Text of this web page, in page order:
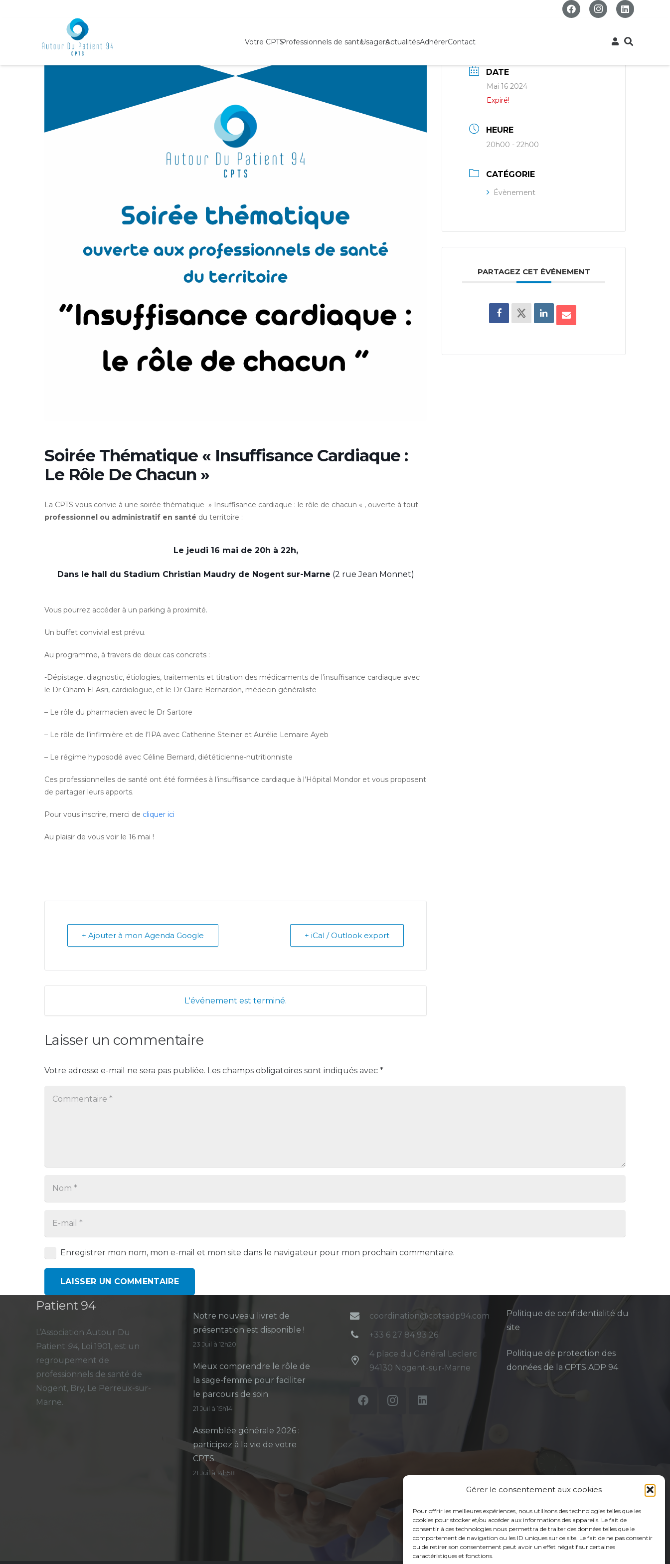
Gérer le consentement aux cookies
Pour offrir les meilleures expériences, nous utilisons des technologies telles que les
cookies pour stocker et/ou accéder aux informations des appareils. Le fait de
consentir à ces technologies nous permettra de traiter des données telles que le
comportement de navigation ou les ID uniques sur ce site. Le fait de ne pas consentir
ou de retirer son consentement peut avoir un effet négatif sur certaines
caractéristiques et fonctions.
Votre CPTSProfessionnels de santéUsagersActualitésAdhérerContact
Soirée Thématique « Insuffisance Cardiaque :
Le Rôle De Chacun »
La CPTS vous convie à une soirée thématique » Insuffisance cardiaque : le rôle de chacun « , ouverte à tout
professionnel ou administratif en santé du territoire :
Le jeudi 16 mai de 20h à 22h,
Dans le hall du Stadium Christian Maudry de Nogent sur-Marne (2 rue Jean Monnet)
Vous pourrez accéder à un parking à proximité.
Un buffet convivial est prévu.
Au programme, à travers de deux cas concrets :
-Dépistage, diagnostic, étiologies, traitements et titration des médicaments de l’insuffisance cardiaque avec
le Dr Ciham El Asri, cardiologue, et le Dr Claire Bernardon, médecin généraliste
– Le rôle du pharmacien avec le Dr Sartore
– Le rôle de l’infirmière et de l’IPA avec Catherine Steiner et Aurélie Lemaire Ayeb
– Le régime hyposodé avec Céline Bernard, diététicienne-nutritionniste
Ces professionnelles de santé ont été formées à l’insuffisance cardiaque à l’Hôpital Mondor et vous proposent
de partager leurs apports.
Pour vous inscrire, merci de cliquer ici
Au plaisir de vous voir le 16 mai !
+ Ajouter à mon Agenda Google + iCal / Outlook export
L'événement est terminé.
DATE
Mai 16 2024
Expiré!
HEURE
20h00 - 22h00
CATÉGORIE
Évènement
PARTAGEZ CET ÉVÉNEMENT
Laisser un commentaire
Votre adresse e-mail ne sera pas publiée. Les champs obligatoires sont indiqués avec *
Enregistrer mon nom, mon e-mail et mon site dans le navigateur pour mon prochain commentaire.
LAISSER UN COMMENTAIRE
CPTS Autour du
Patient 94
L’Association Autour Du
Patient 94, Loi 1901, est un
regroupement de
professionnels de santé de
Nogent, Bry, Le Perreux-sur-
Marne.
Notre nouveau livret de
présentation est disponible !
23 Juil à 12h20
Mieux comprendre le rôle de
la sage-femme pour faciliter
le parcours de soin
21 Juil à 15h14
Assemblée générale 2026 :
participez à la vie de votre
CPTS
21 Juil à 14h58
coordination@cptsadp94.com
+33 6 27 84 93 26
4 place du Général Leclerc
94130 Nogent-sur-Marne
Politique de confidentialité du
site
Politique de protection des
données de la CPTS ADP 94